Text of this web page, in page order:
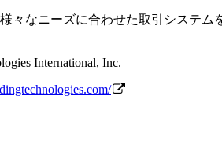
々なニーズに合わせた取引システム
International, Inc.